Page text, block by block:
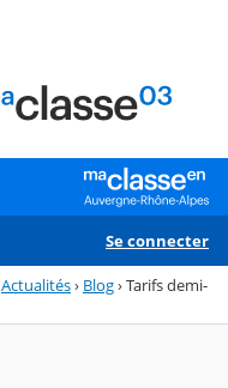
Se connecter
Actualités› Blog›Tarifs demi-